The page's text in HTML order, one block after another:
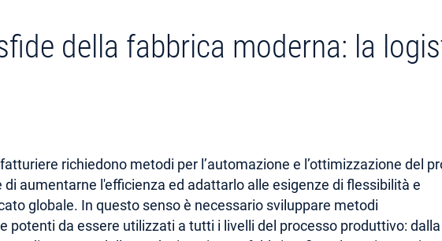
della fabbrica moderna: la
richiedono metodi per l’automazione e l’ottimizzazione del
aumentarne l'efficienza ed adattarlo alle esigenze di flessibilità e
globale. In questo senso è necessario sviluppare metodi
potenti da essere utilizzati a tutti i livelli del processo produttivo: dalla